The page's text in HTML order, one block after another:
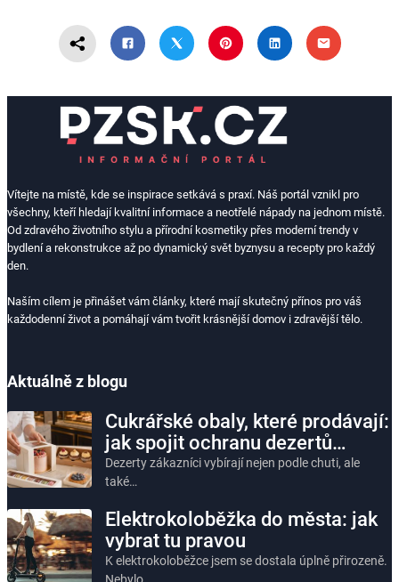
Vítejte na místě, kde se inspirace setkává s praxí. Náš portál vznikl pro
všechny, kteří hledají kvalitní informace a neotřelé nápady na jednom místě.
Od zdravého životního stylu a přírodní kosmetiky přes moderní trendy v
bydlení a rekonstrukce až po dynamický svět byznysu a recepty pro každý
den.
Naším cílem je přinášet vám články, které mají skutečný přínos pro váš
každodenní život a pomáhají vám tvořit krásnější domov i zdravější tělo.
Aktuálně z blogu
Cukrářské obaly, které prodávají:
jak spojit ochranu dezertů…
Dezerty zákazníci vybírají nejen podle chuti, ale
také…
Elektrokoloběžka do města: jak
vybrat tu pravou
K elektrokoloběžce jsem se dostala úplně přirozeně.